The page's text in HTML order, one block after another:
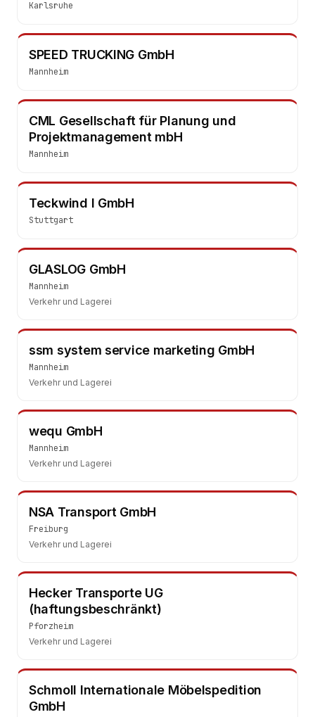
Karlsruhe
SPEED TRUCKING GmbH
Mannheim
CML Gesellschaft für Planung und
Projektmanagement mbH
Mannheim
Teckwind I GmbH
Stuttgart
GLASLOG GmbH
Mannheim
Verkehr und Lagerei
ssm system service marketing GmbH
Mannheim
Verkehr und Lagerei
wequ GmbH
Mannheim
Verkehr und Lagerei
NSA Transport GmbH
Freiburg
Verkehr und Lagerei
Hecker Transporte UG
(haftungsbeschränkt)
Pforzheim
Verkehr und Lagerei
Schmoll Internationale Möbelspedition
GmbH